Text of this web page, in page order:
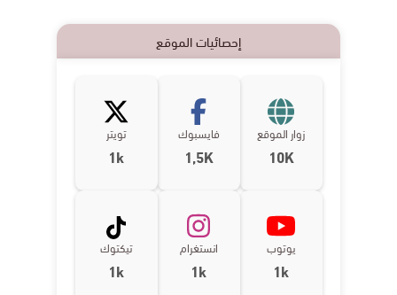
إحصائيات الموقع
زوار الموقع
10K
فايسبوك
1,5K
تويتر
1k
يوتوب
1k
انستغرام
1k
تيكتوك
1k